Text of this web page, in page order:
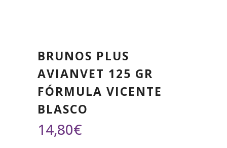
BRUNOS PLUS
AVIANVET 125 GR
FÓRMULA VICENTE
BLASCO
14,80€